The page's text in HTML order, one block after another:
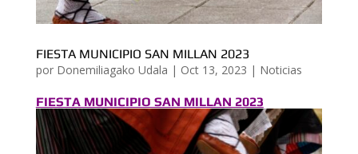
FIESTA MUNICIPIO SAN MILLAN 2023
por Donemiliagako Udala | Oct 13, 2023 | Noticias
FIESTA MUNICIPIO SAN MILLAN 2023